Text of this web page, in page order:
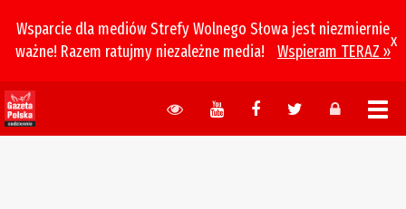
Wsparcie dla mediów Strefy Wolnego Słowa jest niezmiernie
ważne! Razem ratujmy niezależne media!
Wspieram TERAZ »
x